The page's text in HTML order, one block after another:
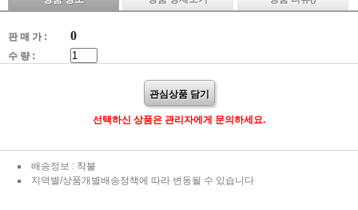
판 매 가 : 0
수 량 :
관심상품 담기
선택하신 상품은 관리자에게 문의하세요.
배송정보 : 착불
지역별/상품개별배송정책에 따라 변동될 수 있습니다